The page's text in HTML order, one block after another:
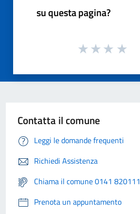
su questa pagina?
Contatta il comune
Leggi le domande frequenti
Richiedi Assistenza
Chiama il comune 0141 820111
Prenota un appuntamento